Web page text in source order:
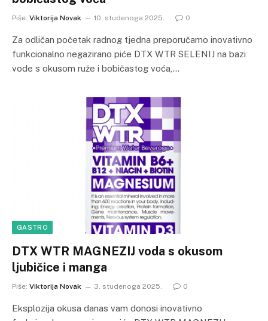
Piše: Viktorija Novak 10. studenoga 2025. 0
Za odličan početak radnog tjedna preporučamo inovativno
funkcionalno negazirano piće DTX WTR SELENIJ na bazi
vode s okusom ruže i bobičastog voća,…
GASTRO
DTX WTR MAGNEZIJ voda s okusom
ljubičice i manga
Piše: Viktorija Novak 3. studenoga 2025. 0
Eksplozija okusa danas vam donosi inovativno